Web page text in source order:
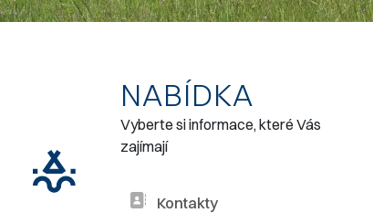
NABÍDKA
Vyberte si informace, které Vás
zajímají
Kontakty